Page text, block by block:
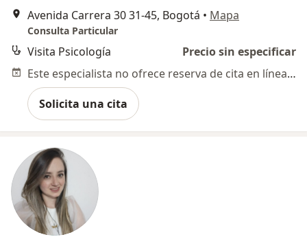
Avenida Carrera 30 31-45, Bogotá • Mapa
Consulta Particular
Visita Psicología
Precio sin especificar
Este especialista no ofrece reserva de cita en línea en esta dirección.
Solicita una cita